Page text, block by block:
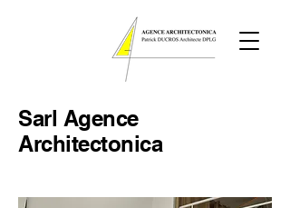
Sarl Agence
Architectonica